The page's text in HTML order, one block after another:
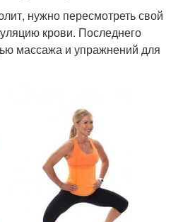
нужно пересмотреть свой
крови. Последнего
массажа и упражнений для